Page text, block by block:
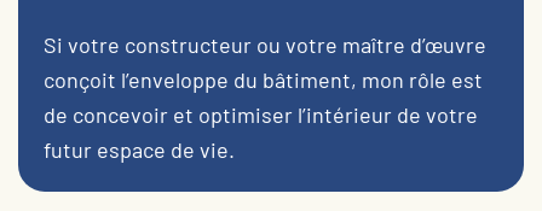
Si votre constructeur ou votre maître d’œuvre
conçoit l’enveloppe du bâtiment, mon rôle est
de concevoir et optimiser l’intérieur de votre
futur espace de vie.